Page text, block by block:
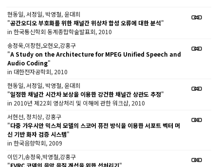
현동일, 서정일, 박영철, 윤대희
"공간오디오 부호화를 위한 채널간 위상차 합성 오류에 대한 분석"
in 한국통신학회 동계종합학술발표회, 2010
송정욱,이창헌,오현오,강홍구
"A Study on the Architecture for MPEG Unified Speech and
Audio Coding"
in 대한전자공학회, 2010
현동일, 서정일, 박영철, 윤대희
"일정한 채널간 시간차 보상을 이용한 강건한 채널간 상관도 추정"
in 2010년 제22회 영상처리 및 이해에 관한 워크샵, 2010
서현선, 정치상, 강홍구
"다중 가우시안 믹스쳐 모델의 스코어 퓨전 방식을 이용한 서포트 벡터 머
신 기반 화자 검증 시스템"
in 한국음향학회, 2009
이민기,송정욱,박영철,강홍구
"EVRC 코덱의 음악 음질 개선을 위한 선처리기"